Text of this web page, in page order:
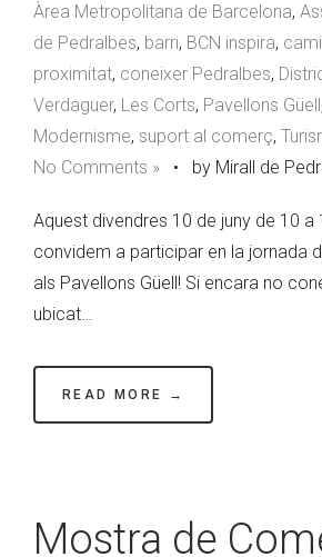
Àrea Metropolitana de Barcelona,
de Pedralbes, barri, BCN inspira,
proximitat, coneixer Pedralbes,
Verdaguer, Les Corts, Pavellons Güell
Modernisme, suport al comerç,
No Comments » • by Mirall de
Aquest divendres 10 de juny de 10 a
convidem a participar en la jornada
als Pavellons Güell! Si encara no
ubicat…
READ MORE →
Mostra de